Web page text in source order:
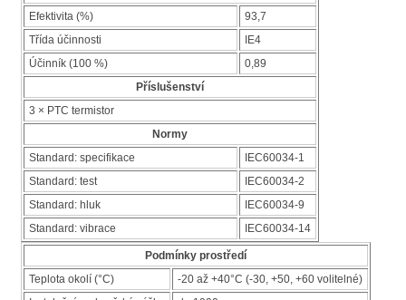
Efektivita (%)
93,7
Třída účinnosti
IE4
Účinník (100 %)
0,89
Příslušenství
3 × PTC termistor
Normy
Standard: specifikace
IEC60034-1
Standard: test
IEC60034-2
Standard: hluk
IEC60034-9
Standard: vibrace
IEC60034-14
Podmínky prostředí
Teplota okolí (°C)
-20 až +40°C (-30, +50, +60 volitelné)